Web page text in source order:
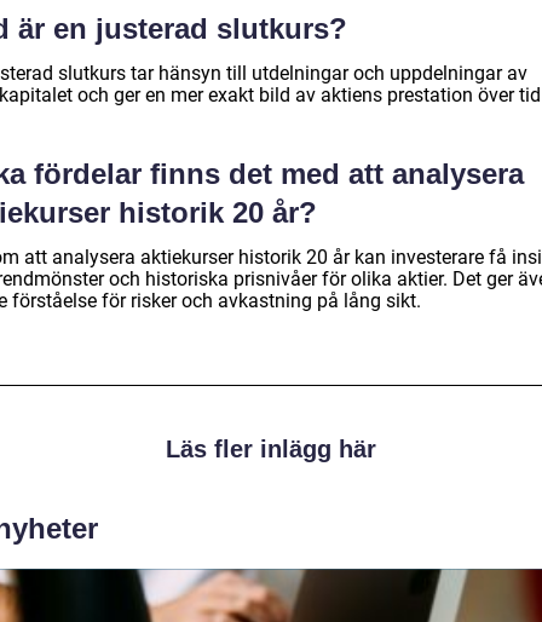
är en justerad slutkurs?
slutkurs tar hänsyn till utdelningar och uppdelningar av
och ger en mer exakt bild av aktiens prestation över
fördelar finns det med att analysera
historik 20 år?
att analysera aktiekurser historik 20 år kan investerare få
och historiska prisnivåer för olika aktier. Det ger
förståelse för risker och avkastning på lång sikt.
Läs fler inlägg här